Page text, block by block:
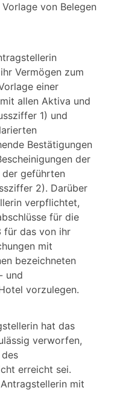
von Belegen
Vermögen zum
einer
allen Aktiva und
1) und
Bestätigungen
der
der geführten
2). Darüber
verpflichtet,
für die
für das von ihr
mit
bezeichneten
und
vorzulegen.
hat das
verworfen,
erreicht sei.
mit